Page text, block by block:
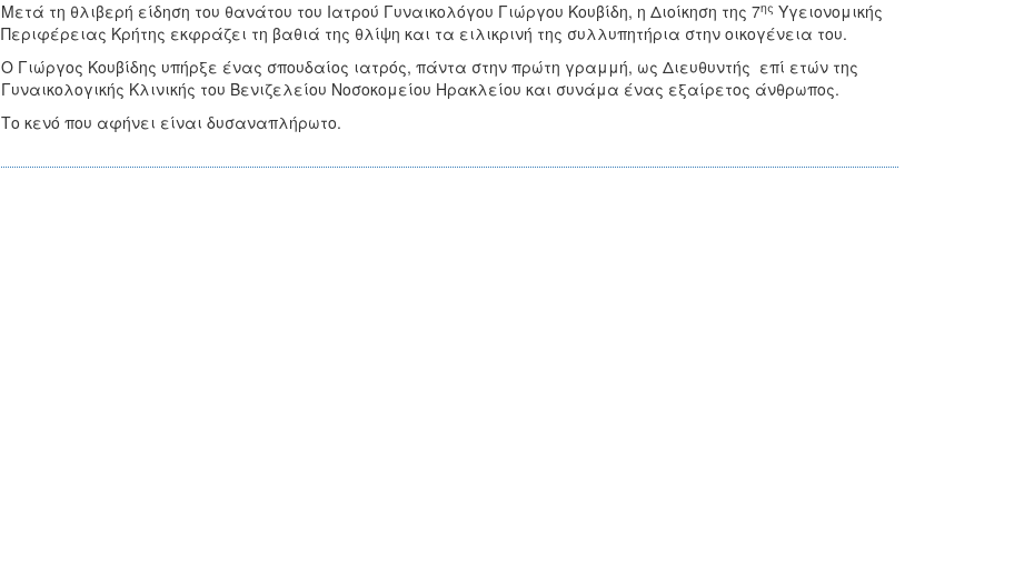
Μετά τη θλιβερή είδηση του θανάτου του Ιατρού Γυναικολόγου Γιώργου Κουβίδη, η Διοίκηση της 7ης Υγειονομικής
Περιφέρειας Κρήτης εκφράζει τη βαθιά της θλίψη και τα ειλικρινή της συλλυπητήρια στην οικογένεια του.
Ο Γιώργος Κουβίδης υπήρξε ένας σπουδαίος ιατρός, πάντα στην πρώτη γραμμή, ως Διευθυντής επί ετών της
Γυναικολογικής Κλινικής του Βενιζελείου Νοσοκομείου Ηρακλείου και συνάμα ένας εξαίρετος άνθρωπος.
Το κενό που αφήνει είναι δυσαναπλήρωτο.